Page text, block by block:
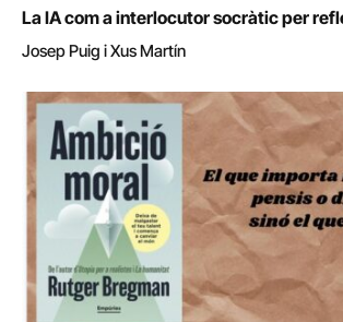
La IA com a interlocutor socràtic per
Josep Puig i Xus Martín